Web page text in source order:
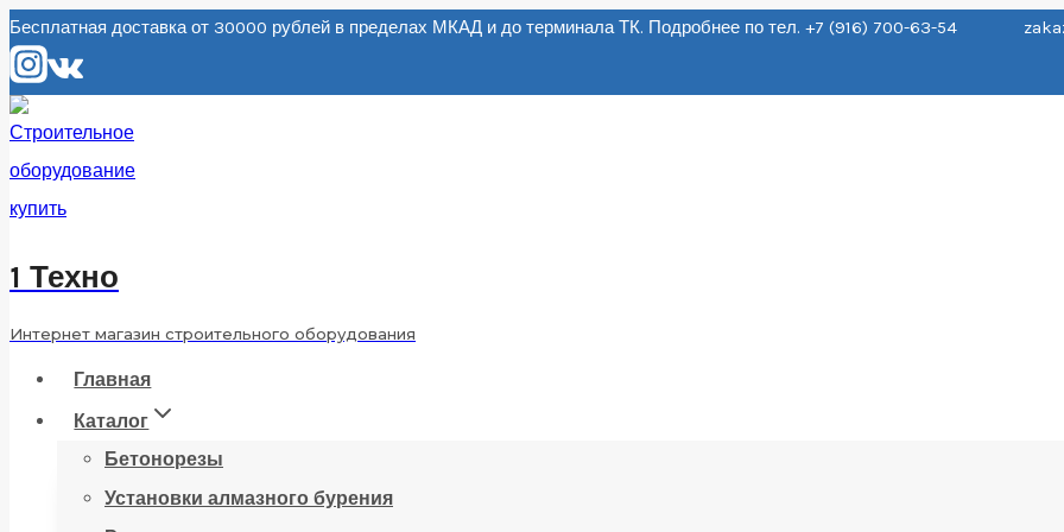
Перейти
к
содержанию
Бесплатная доставка от 30000 рублей в пределах МКАД и до терминала ТК. Подробнее по тел. +7 (916) 700-63-54
1 Техно
Интернет магазин строительного оборудования
Главная
Каталог
Бетонорезы
Установки алмазного бурения